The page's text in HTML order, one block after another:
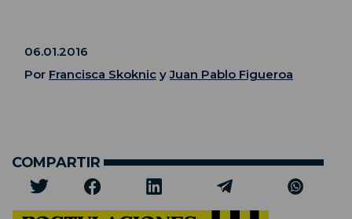
06.01.2016
Por Francisca Skoknic yJuan Pablo Figueroa
COMPARTIR